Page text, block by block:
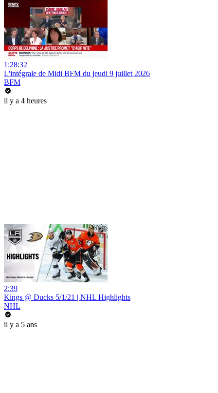
1:28:32
L'intégrale de Midi BFM du jeudi 9 juillet 2026
BFM
il y a 4 heures
2:39
Kings @ Ducks 5/1/21 | NHL Highlights
NHL
il y a 5 ans